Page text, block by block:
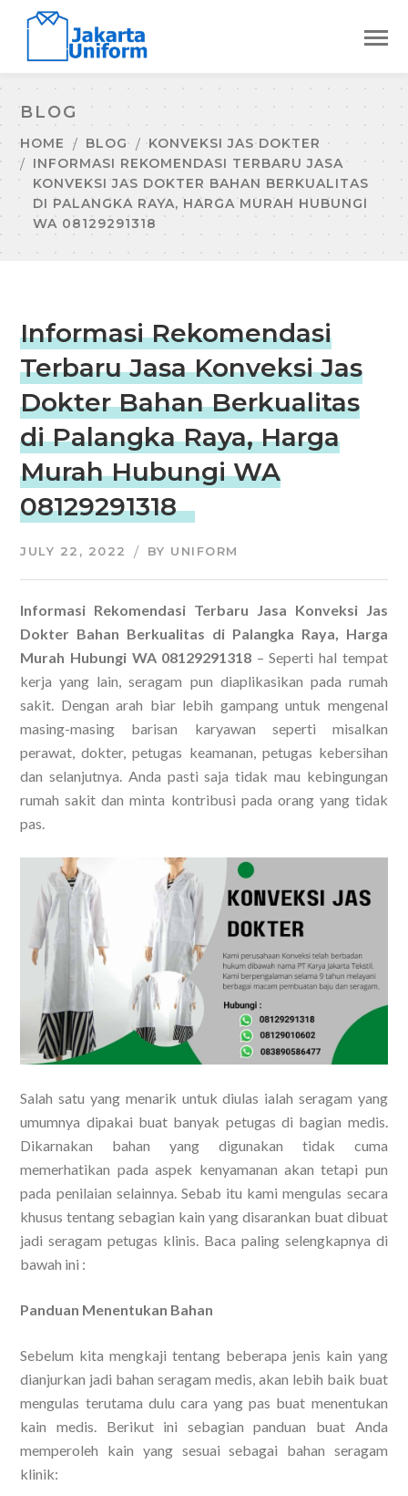
BLOG
HOME BLOG
KONVEKSI JAS DOKTER
INFORMASI REKOMENDASI TERBARU JASA
KONVEKSI JAS DOKTER BAHAN BERKUALITAS
DI PALANGKA RAYA, HARGA MURAH HUBUNGI
WA 08129291318
Informasi Rekomendasi
Terbaru Jasa Konveksi Jas
Dokter Bahan Berkualitas
di Palangka Raya, Harga
Murah Hubungi WA
08129291318
JULY 22, 2022 BY UNIFORM
Informasi Rekomendasi Terbaru Jasa Konveksi Jas
Dokter Bahan Berkualitas di Palangka Raya, Harga
Murah Hubungi WA 08129291318 – Seperti hal tempat
kerja yang lain, seragam pun diaplikasikan pada rumah
sakit. Dengan arah biar lebih gampang untuk mengenal
masing-masing barisan karyawan seperti misalkan
perawat, dokter, petugas keamanan, petugas kebersihan
dan selanjutnya. Anda pasti saja tidak mau kebingungan
rumah sakit dan minta kontribusi pada orang yang tidak
pas.
Salah satu yang menarik untuk diulas ialah seragam yang
umumnya dipakai buat banyak petugas di bagian medis.
Dikarnakan bahan yang digunakan tidak cuma
memerhatikan pada aspek kenyamanan akan tetapi pun
pada penilaian selainnya. Sebab itu kami mengulas secara
khusus tentang sebagian kain yang disarankan buat dibuat
jadi seragam petugas klinis. Baca paling selengkapnya di
bawah ini :
Panduan Menentukan Bahan
Sebelum kita mengkaji tentang beberapa jenis kain yang
dianjurkan jadi bahan seragam medis, akan lebih baik buat
mengulas terutama dulu cara yang pas buat menentukan
kain medis. Berikut ini sebagian panduan buat Anda
memperoleh kain yang sesuai sebagai bahan seragam
klinik: